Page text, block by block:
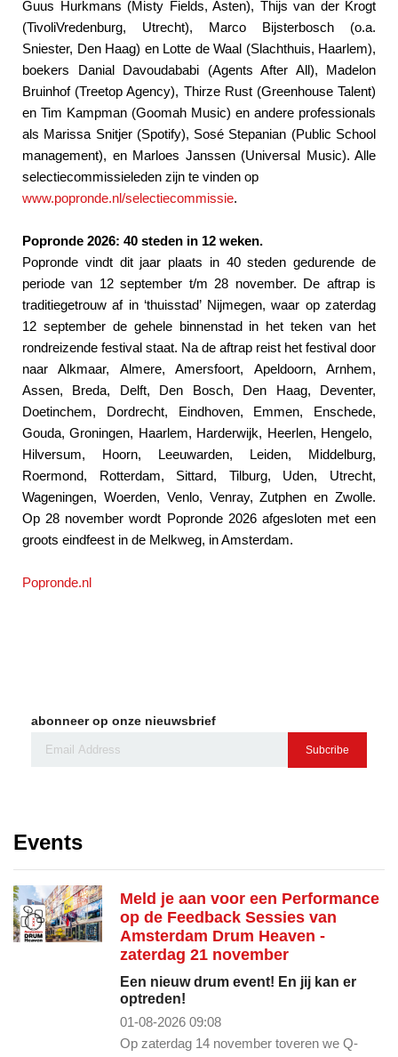
Guus Hurkmans (Misty Fields, Asten), Thijs van der Krogt
(TivoliVredenburg, Utrecht), Marco Bijsterbosch (o.a.
Sniester, Den Haag) en Lotte de Waal (Slachthuis, Haarlem),
boekers Danial Davoudababi (Agents After All), Madelon
Bruinhof (Treetop Agency), Thirze Rust (Greenhouse Talent)
en Tim Kampman (Goomah Music) en andere professionals
als Marissa Snitjer (Spotify), Sosé Stepanian (Public School
management), en Marloes Janssen (Universal Music). Alle
selectiecommissieleden zijn te vinden op
www.popronde.nl/selectiecommissie.
Popronde 2026: 40 steden in 12 weken.
Popronde vindt dit jaar plaats in 40 steden gedurende de
periode van 12 september t/m 28 november. De aftrap is
traditiegetrouw af in ‘thuisstad’ Nijmegen, waar op zaterdag
12 september de gehele binnenstad in het teken van het
rondreizende festival staat. Na de aftrap reist het festival door
naar Alkmaar, Almere, Amersfoort, Apeldoorn, Arnhem,
Assen, Breda, Delft, Den Bosch, Den Haag, Deventer,
Doetinchem, Dordrecht, Eindhoven, Emmen, Enschede,
Gouda, Groningen, Haarlem, Harderwijk, Heerlen, Hengelo,
Hilversum, Hoorn, Leeuwarden, Leiden, Middelburg,
Roermond, Rotterdam, Sittard, Tilburg, Uden, Utrecht,
Wageningen, Woerden, Venlo, Venray, Zutphen en Zwolle.
Op 28 november wordt Popronde 2026 afgesloten met een
groots eindfeest in de Melkweg, in Amsterdam.
Popronde.nl
abonneer op onze nieuwsbrief
Subcribe
Events
Meld je aan voor een Performance
op de Feedback Sessies van
Amsterdam Drum Heaven -
zaterdag 21 november
Een nieuw drum event! En jij kan er
optreden!
01-08-2026 09:08
Op zaterdag 14 november toveren we Q-